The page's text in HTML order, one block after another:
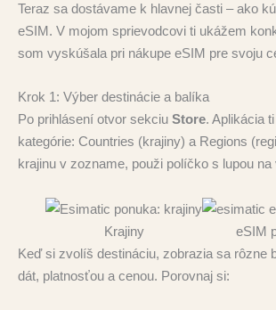
Teraz sa dostávame k hlavnej časti – ako
eSIM. V mojom sprievodcovi ti ukážem
som vyskúšala pri nákupe eSIM pre svoju
Krok 1: Výber destinácie a balíka
Po prihlásení otvor sekciu Store. Aplikácia
kategórie: Countries (krajiny) a Regions
krajinu v zozname, použi políčko s lupou na
Krajiny
eSIM
Keď si zvolíš destináciu, zobrazia sa rôzne
dát, platnosťou a cenou. Porovnaj si: